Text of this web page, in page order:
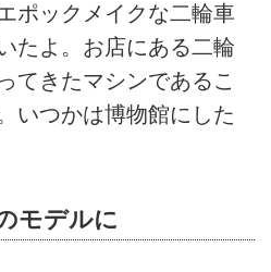
ポックメイクな二輪車
たよ。お店にある二輪
てきたマシンであるこ
いつかは博物館にした
モデルに